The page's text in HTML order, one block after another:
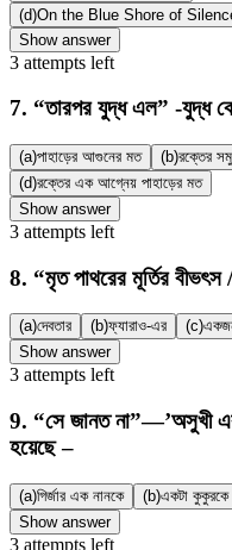
(d)On the Blue Shore of
Show answer
3 attempts left
7. “তারপর যুদ্ধ এল” -যুদ্ধ
(a)পাহাড়ের আগুনের মত (b)রক্তের
(d)রক্তের এক আগ্নেয় পাহাড়ের মত
Show answer
3 attempts left
8. “মৃত পাথরের মূর্তির বীভৎস
(a)দেবতার (b)ফ্যারাও-এর (c)
Show answer
3 attempts left
9. “সে জানত না”—’অসুখী
হয়েছে –
(a)গির্জার এক নানকে (b)একটা কুকুরকে
Show answer
3 attempts left